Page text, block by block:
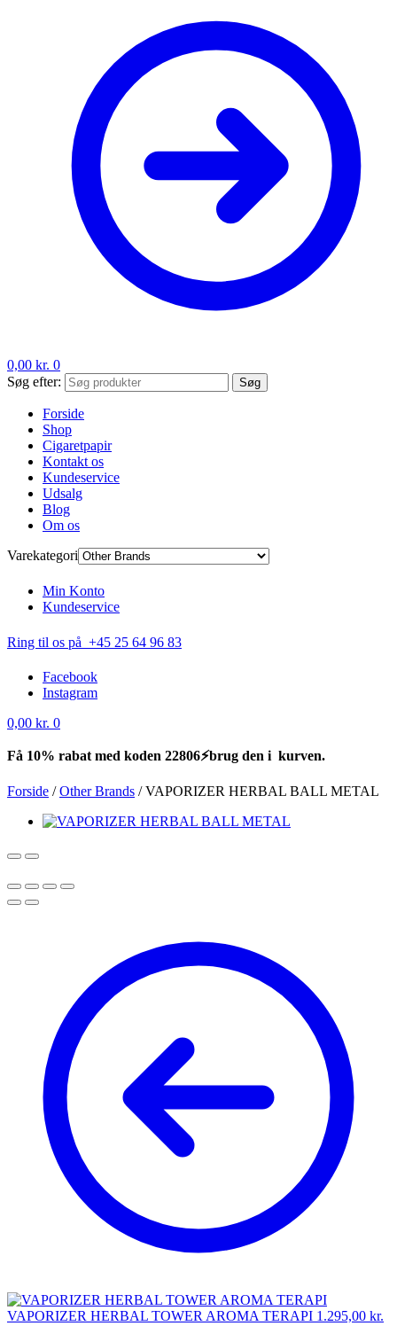
0,00 kr. 0
Søg efter:
Søg
Forside
Shop
Cigaretpapir
Kontakt os
Kundeservice
Udsalg
Blog
Om os
Varekategori
Min Konto
Kundeservice
Ring til os på +45 25 64 96 83
Facebook
Instagram
0,00 kr. 0
Få 10% rabat med koden 22806⚡brug den i kurven.
Forside /Other Brands /VAPORIZER HERBAL BALL METAL
VAPORIZER HERBAL TOWER AROMA TERAPI 1.295,00 kr.